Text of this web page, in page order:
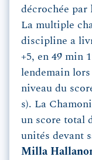
décrochée par
La multiple
discipline a
+5, en 49 min
lendemain
niveau du
s). La
un score total
unités devant
Milla